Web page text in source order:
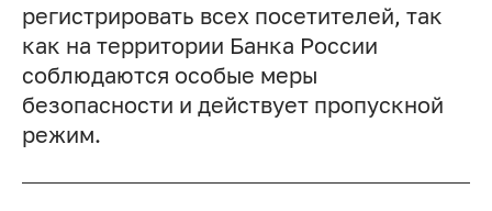
регистрировать всех посетителей, так
как на территории Банка России
соблюдаются особые меры
безопасности и действует пропускной
режим.